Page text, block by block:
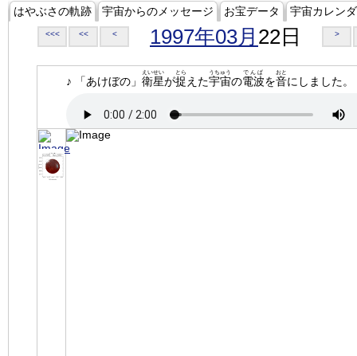
はやぶさの軌跡 宇宙からのメッセージ お宝データ 宇宙カレン
<<< << < 1997年03月 22日 >
♪ 「あけぼの」 衛星
えいせい
が捉
とら
えた宇宙
うちゅう
の電波
でんぱ
を音
おと
にしました。